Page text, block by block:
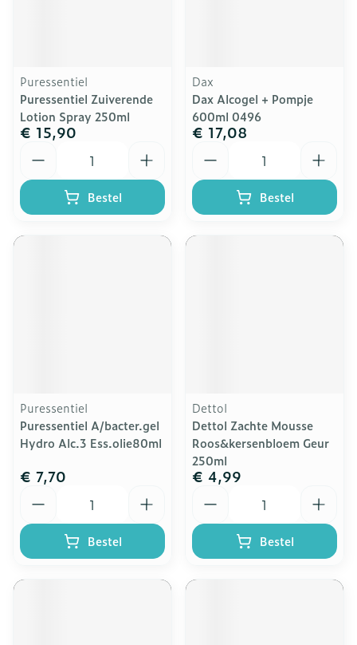
Puressentiel
Puressentiel Zuiverende
Lotion Spray 250ml
€ 15,90
Bestel
Dax
Dax Alcogel + Pompje
600ml 0496
€ 17,08
Bestel
Puressentiel
Puressentiel A/bacter.gel
Hydro Alc.3 Ess.olie80ml
€ 7,70
Bestel
Dettol
Dettol Zachte Mousse
Roos&kersenbloem Geur
250ml
€ 4,99
Bestel